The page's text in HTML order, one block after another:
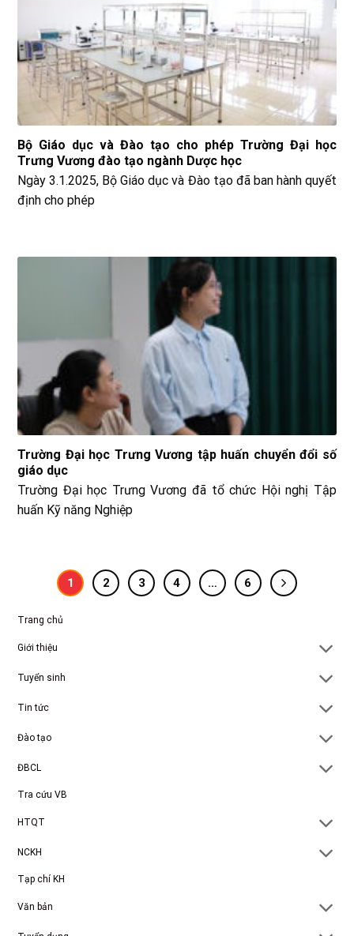
Bộ Giáo dục và Đào tạo cho phép Trường Đại học
Trưng Vương đào tạo ngành Dược học
Ngày 3.1.2025, Bộ Giáo dục và Đào tạo đã ban hành quyết
định cho phép
Trường Đại học Trưng Vương tập huấn chuyển đổi số
giáo dục
Trường Đại học Trưng Vương đã tổ chức Hội nghị Tập
huấn Kỹ năng Nghiệp
1 2 3 4 … 6
Trang chủ
Giới thiệu
Tuyển sinh
Tin tức
Đào tạo
ĐBCL
Tra cứu VB
HTQT
NCKH
Tạp chí KH
Văn bản